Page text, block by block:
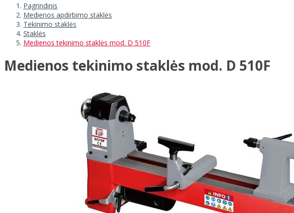
Pagrindinis
Medienos apdirbimo staklės
Tekinimo staklės
Staklės
Medienos tekinimo staklės mod. D 510F
Medienos tekinimo staklės mod. D 510F